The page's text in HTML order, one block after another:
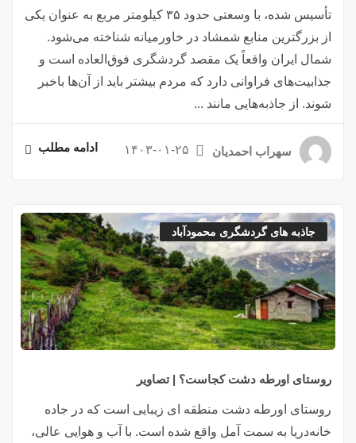
تأسیس شده، با وسعتی حدود ۳۵ کیلومتر مربع به عنوان یکی
از بزرگترین منابع شمشاد در خاورمیانه شناخته می‌شود.
شمال ایران واقعاً یک مقصد گردشگری فوق‌العاده است و
جذابیت‌های فراوانی دارد که مردم بیشتر باید از آن‌ها باخبر
شوند. از جاذبه‌هایی مانند ...
سهراب احمدیان ۱۴۰۳-۰۱-۲۵ ادامه مطلب
جاذبه های گردشگری محمودآباد
روستای اورطه دشت کجاست؟ | تصاویر
روستای اورطه دشت منطقه ای زیبایی است که در جاده
خانه‌دریا به سمت آمل واقع شده است. با آب و هوایی عالی،